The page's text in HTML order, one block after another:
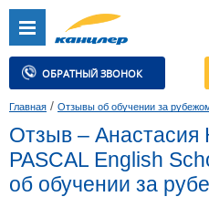
ОБРАТНЫЙ ЗВОНОК
Главная / Отзывы об обучении за
Отзыв – Анастасия
PASCAL English
об обучении за